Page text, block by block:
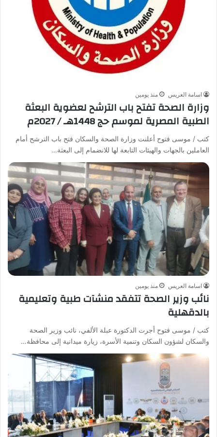
اسامة العريس منذ يومين
وزارة الصحة تفتح باب الترشح لعضوية البعثة
الطبية المصرية لموسم حج 1448هـ / 2027م
كتب / موسى فتوح أعلنت وزارة الصحة والسكان فتح باب الترشح أمام
العاملين بالجهات والهيئات التابعة لها للانضمام إلى البعثة…
اسامة العريس منذ يومين
نائب وزير الصحة تتفقد منشآت طبية وتعليمية
بالدقهلية
كتب / موسى فتوح أجرت الدكتورة عبلة الألفي، نائب وزير الصحة
والسكان لشؤون السكان وتنمية الأسرة، زيارة ميدانية إلى محافظة…